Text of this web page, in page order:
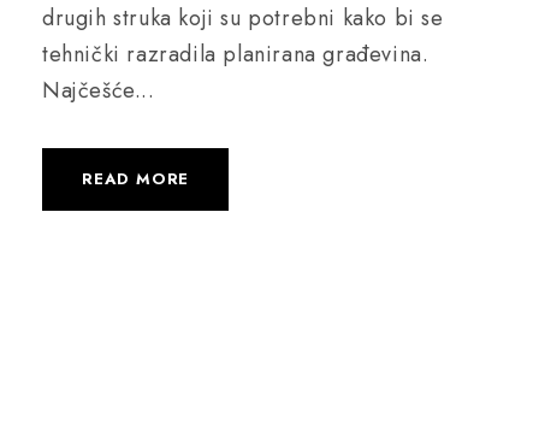
drugih struka koji su potrebni kako bi se
tehnički razradila planirana građevina.
Najčešće...
READ MORE